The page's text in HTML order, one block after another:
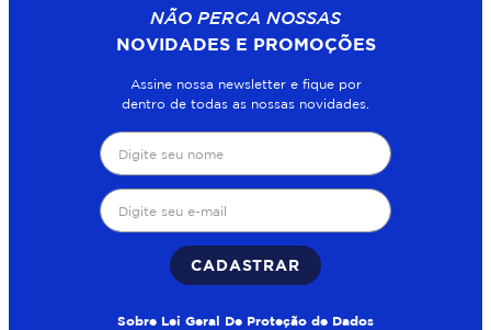
NÃO PERCA NOSSAS
NOVIDADES E PROMOÇÕES
Assine nossa newsletter e fique por
dentro de todas as nossas novidades.
CADASTRAR
Sobre Lei Geral De Proteção de Dados